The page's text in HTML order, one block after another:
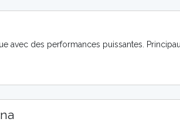
avec des performances puissantes.